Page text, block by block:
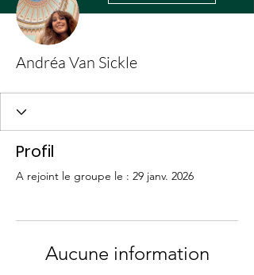
Andréa Van Sickle
Profil
A rejoint le groupe le : 29 janv. 2026
Aucune information